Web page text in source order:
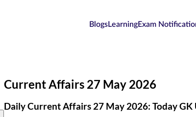
BlogsLearningExam
Current Affairs 27 May 2026
Daily Current Affairs 27 May 2026: Today GK